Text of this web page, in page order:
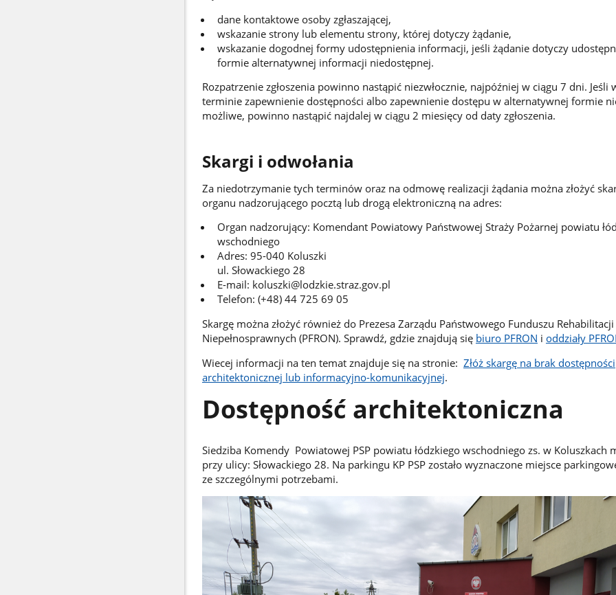
dane kontaktowe osoby zgłaszającej,
wskazanie strony lub elementu strony, której dotyczy żądanie,
wskazanie dogodnej formy udostępnienia informacji, jeśli żądanie dotyczy
formie alternatywnej informacji niedostępnej.
Rozpatrzenie zgłoszenia powinno nastąpić niezwłocznie, najpóźniej w ciągu 7 dni. Jeśli
terminie zapewnienie dostępności albo zapewnienie dostępu w alternatywnej formie
możliwe, powinno nastąpić najdalej w ciągu 2 miesięcy od daty zgłoszenia.
Skargi i odwołania
Za niedotrzymanie tych terminów oraz na odmowę realizacji żądania można złożyć
organu nadzorującego pocztą lub drogą elektroniczną na adres:
Organ nadzorujący: Komendant Powiatowy Państwowej Straży Pożarnej powiatu
wschodniego
Adres: 95-040 Koluszki
ul. Słowackiego 28
E-mail: koluszki@lodzkie.straz.gov.pl
Telefon: (+48) 44 725 69 05
Skargę można złożyć również do Prezesa Zarządu Państwowego Funduszu
Niepełnosprawnych (PFRON). Sprawdź, gdzie znajdują się biuro PFRON i oddziały
Wiecej informacji na ten temat znajduje się na stronie: Złóż skargę na brak dostępności
architektonicznej lub informacyjno-komunikacyjnej.
Dostępność architektoniczna
Siedziba Komendy Powiatowej PSP powiatu łódzkiego wschodniego zs. w Koluszkach
przy ulicy: Słowackiego 28. Na parkingu KP PSP zostało wyznaczone miejsce
ze szczególnymi potrzebami.